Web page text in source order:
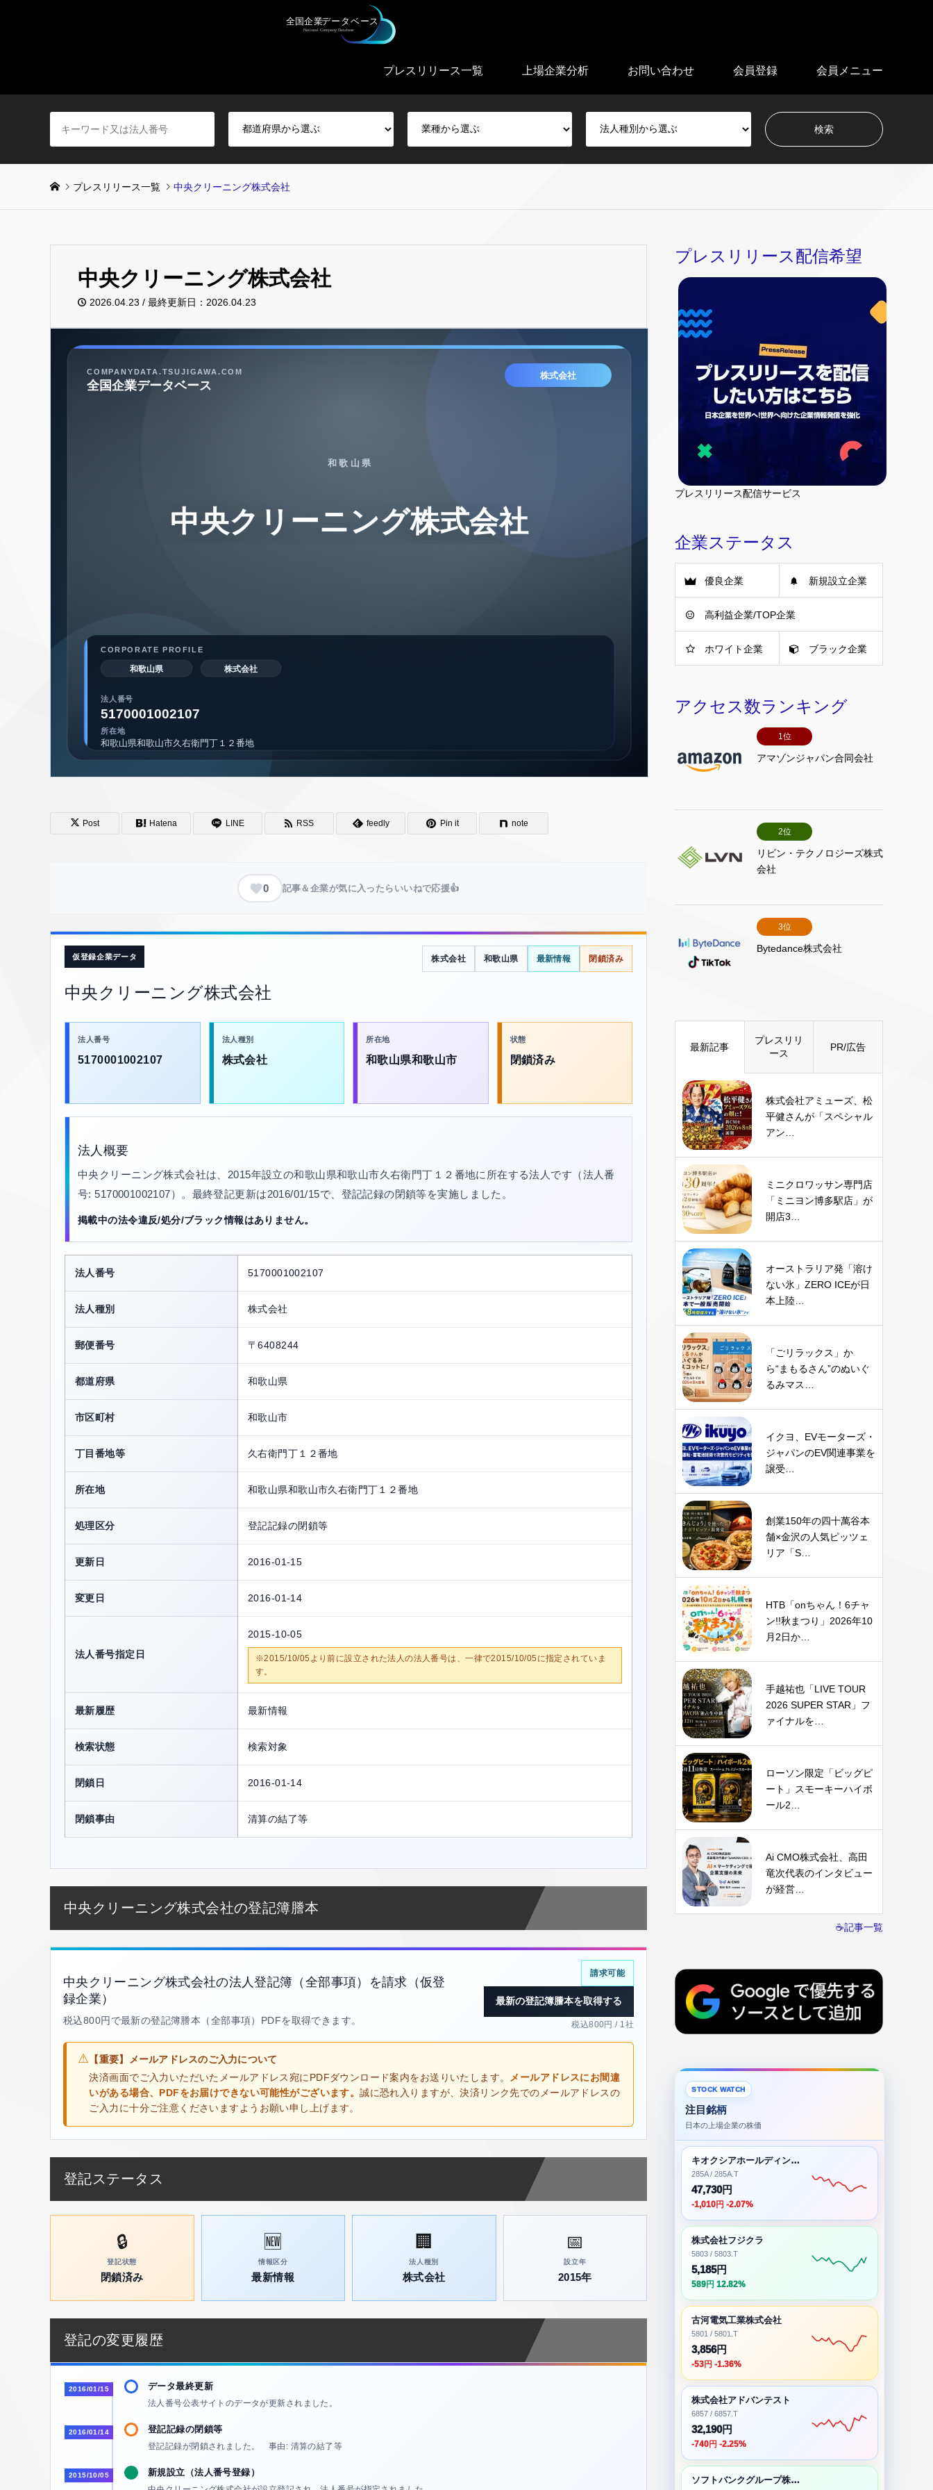
プレスリリース一覧 上場企業分析 お問い合わせ 会員登録 会員メニュー
プレスリリース一覧 中央クリーニング株式会社
中央クリーニング株式会社
2026.04.23 / 最終更新日：2026.04.23
Post Hatena LINE RSS feedly Pin it note
0 記事＆企業が気に入ったらいいねで応援👍
仮登録企業データ
中央クリーニング株式会社
株式会社 和歌山県 最新情報 閉鎖済み
法人番号
5170001002107
法人種別
株式会社
所在地
和歌山県和歌山市
状態
閉鎖済み
法人概要
中央クリーニング株式会社は、2015年設立の和歌山県和歌山市久右衛門丁１２番地に所在する法人です（法人番
号: 5170001002107）。最終登記更新は2016/01/15で、登記記録の閉鎖等を実施しました。
掲載中の法令違反/処分/ブラック情報はありません。
法人番号 5170001002107
法人種別 株式会社
郵便番号 〒6408244
都道府県 和歌山県
市区町村 和歌山市
丁目番地等 久右衛門丁１２番地
所在地 和歌山県和歌山市久右衛門丁１２番地
処理区分 登記記録の閉鎖等
更新日 2016-01-15
変更日 2016-01-14
法人番号指定日
2015-10-05
※2015/10/05より前に設立された法人の法人番号は、一律で2015/10/05に指定されていま
す。
最新履歴 最新情報
検索状態 検索対象
閉鎖日 2016-01-14
閉鎖事由 清算の結了等
中央クリーニング株式会社の登記簿謄本
中央クリーニング株式会社の法人登記簿（全部事項）を請求（仮登
録企業）
税込800円で最新の登記簿謄本（全部事項）PDFを取得できます。
請求可能
最新の登記簿謄本を取得する
税込800円 / 1社
⚠ 【重要】メールアドレスのご入力について
決済画面でご入力いただいたメールアドレス宛にPDFダウンロード案内をお送りいたします。 メールアドレスにお間違
いがある場合、PDFをお届けできない可能性がございます。誠に恐れ入りますが、決済リンク先でのメールアドレスの
ご入力に十分ご注意くださいますようお願い申し上げます。
登記ステータス
🔒
登記状態
閉鎖済み
🆕
情報区分
最新情報
🏢
法人種別
株式会社
📅
設立年
2015年
登記の変更履歴
2016/01/15 データ最終更新
法人番号公表サイトのデータが更新されました。
2016/01/14 登記記録の閉鎖等
登記記録が閉鎖されました。 事由: 清算の結了等
2015/10/05 新規設立（法人番号登録）
プレスリリース配信希望
プレスリリース配信サービス
企業ステータス
優良企業 新規設立企業
高利益企業/TOP企業
ホワイト企業 ブラック企業
アクセス数ランキング
1位
アマゾンジャパン合同会社
2位
リビン・テクノロジーズ株式
会社
3位
Bytedance株式会社
最新記事
プレスリリ
ース
PR/広告
株式会社アミューズ、松
平健さんが「スペシャル
アン…
ミニクロワッサン専門店
「ミニヨン博多駅店」が
開店3…
オーストラリア発「溶け
ない氷」ZERO ICEが日
本上陸…
「ごリラックス」か
ら“まもるさん”のぬいぐ
るみマス…
イクヨ、EVモーターズ・
ジャパンのEV関連事業を
譲受…
創業150年の四十萬谷本
舗×金沢の人気ピッツェ
リア「S…
HTB「onちゃん！6チャ
ン!!秋まつり」2026年10
月2日か…
手越祐也「LIVE TOUR
2026 SUPER STAR」フ
ァイナルを…
ローソン限定「ビッグピ
ート」スモーキーハイボ
ール2…
Ai CMO株式会社、高田
竜次代表のインタビュー
が経営…
☕記事一覧
STOCK WATCH
注目銘柄
日本の上場企業の株価
キオクシアホールディングス株式会社
285A / 285A.T
47,730円
-1,010円 -2.07%
株式会社フジクラ
5803 / 5803.T
5,185円
589円 12.82%
古河電気工業株式会社
5801 / 5801.T
3,856円
-53円 -1.36%
株式会社アドバンテスト
6857 / 6857.T
32,190円
-740円 -2.25%
ソフトバンクグループ株式会社